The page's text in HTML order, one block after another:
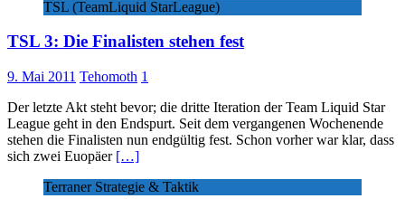
TSL (TeamLiquid StarLeague)
TSL 3: Die Finalisten stehen fest
9. Mai 2011 Tehomoth 1
Der letzte Akt steht bevor; die dritte Iteration der Team Liquid Star
League geht in den Endspurt. Seit dem vergangenen Wochenende
stehen die Finalisten nun endgültig fest. Schon vorher war klar, dass
sich zwei Euopäer […]
Terraner Strategie & Taktik